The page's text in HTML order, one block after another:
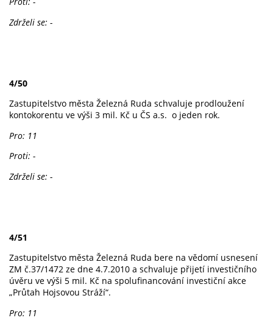
Zdrželi se: -
4/50
Zastupitelstvo města Železná Ruda schvaluje prodloužení
kontokorentu ve výši 3 mil. Kč u ČS a.s. o jeden rok.
Pro: 11
Proti: -
Zdrželi se: -
4/51
Zastupitelstvo města Železná Ruda bere na vědomí usnesení
ZM č.37/1472 ze dne 4.7.2010 a schvaluje přijetí investičního
úvěru ve výši 5 mil. Kč na spolufinancování investiční akce
„Průtah Hojsovou Stráží“.
Pro: 11